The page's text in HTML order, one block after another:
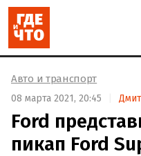
Авто и транспорт
08 марта 2021, 20:45
Ford
пикап Ford